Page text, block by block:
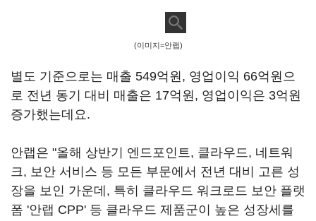
(이미지=안랩)
별도 기준으로는 매출 549억원, 영업이익 66억원으
로 전년 동기 대비 매출은 17억원, 영업이익은 3억원
증가했는데요.
안랩은 "올해 상반기 엔드포인트, 클라우드, 네트워
크, 보안 서비스 등 모든 부문에서 전년 대비 고른 성
장을 보인 가운데, 특히 클라우드 워크로드 보안 플랫
폼 '안랩 CPP' 등 클라우드 제품군이 높은 성장세를